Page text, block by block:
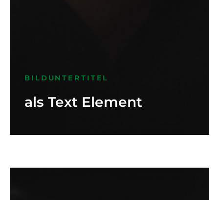
BILDUNTERTITEL
als Text Element